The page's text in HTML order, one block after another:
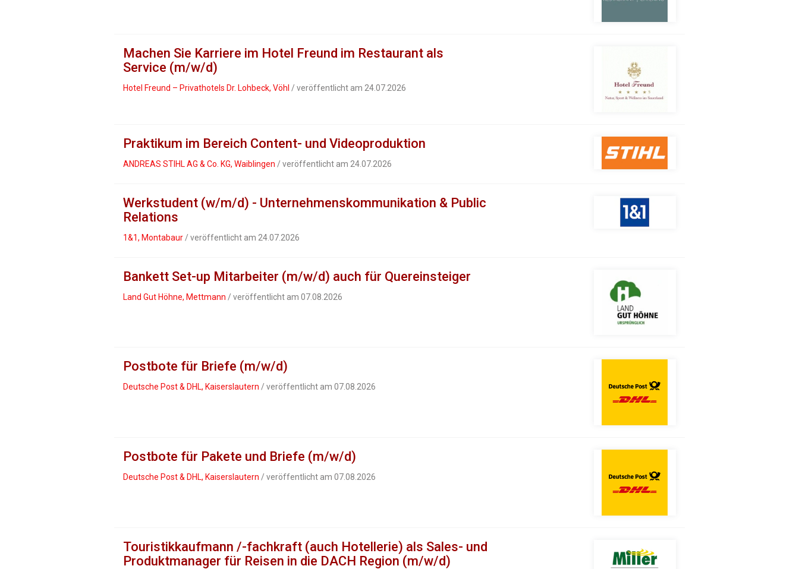
Machen Sie Karriere im Hotel Freund im Restaurant als
Service (m/w/d)
Hotel Freund – Privathotels Dr. Lohbeck, Vöhl / veröffentlicht am 24.07.2026
Praktikum im Bereich Content- und Videoproduktion
ANDREAS STIHL AG & Co. KG, Waiblingen / veröffentlicht am 24.07.2026
Werkstudent (w/m/d) - Unternehmenskommunikation & Public
Relations
1&1, Montabaur / veröffentlicht am 24.07.2026
Bankett Set-up Mitarbeiter (m/w/d) auch für Quereinsteiger
Land Gut Höhne, Mettmann / veröffentlicht am 07.08.2026
Postbote für Briefe (m/w/d)
Deutsche Post & DHL, Kaiserslautern / veröffentlicht am 07.08.2026
Postbote für Pakete und Briefe (m/w/d)
Deutsche Post & DHL, Kaiserslautern / veröffentlicht am 07.08.2026
Touristikkaufmann /-fachkraft (auch Hotellerie) als Sales- und
Produktmanager für Reisen in die DACH Region (m/w/d)